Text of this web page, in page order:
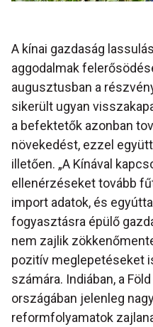
A kínai gazdaság
aggodalmak
augusztusban a
sikerült ugyan
a befektetők azonban
növekedést, ezzel
illetően. „A Kínával
ellenérzéseket tovább
import adatok, és
fogyasztásra épülő
nem zajlik
pozitív meglepetéseket
számára. Indiában, a
országában jelenleg
reformfolyamatok